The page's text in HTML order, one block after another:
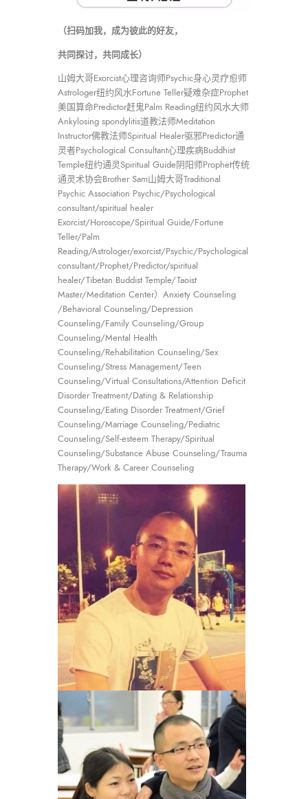
（扫码加我，成为彼此的好友，
共同探讨，共同成长）
山姆大哥Exorcist心理咨询师Psychic身心灵疗愈师
Astrologer纽约风水Fortune Teller疑难杂症Prophet
美国算命Predictor赶鬼Palm Reading纽约风水大师
Ankylosing spondylitis道教法师Meditation
Instructor佛教法师Spiritual Healer驱邪Predictor通
灵者Psychological Consultant心理疾病Buddhist
Temple纽约通灵Spiritual Guide阴阳师Prophet传统
通灵术协会Brother Sam山姆大哥Traditional
Psychic Association Psychic/Psychological
consultant/spiritual healer
Exorcist/Horoscope/Spiritual Guide/Fortune
Teller/Palm
Reading/Astrologer/exorcist/Psychic/Psychological
consultant/Prophet/Predictor/spiritual
healer/Tibetan Buddist Temple/Taoist
Master/Meditation Center）Anxiety Counseling
/Behavioral Counseling/Depression
Counseling/Family Counseling/Group
Counseling/Mental Health
Counseling/Rehabilitation Counseling/Sex
Counseling/Stress Management/Teen
Counseling/Virtual Consultations/Attention Deficit
Disorder Treatment/Dating & Relationship
Counseling/Eating Disorder Treatment/Grief
Counseling/Marriage Counseling/Pediatric
Counseling/Self-esteem Therapy/Spiritual
Counseling/Substance Abuse Counseling/Trauma
Therapy/Work & Career Counseling